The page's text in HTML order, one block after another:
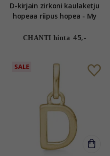
D-kirjain zirkoni kaulaketju
hopeaa riipus hopea - My
CHANTI hinta 45,-
SALE